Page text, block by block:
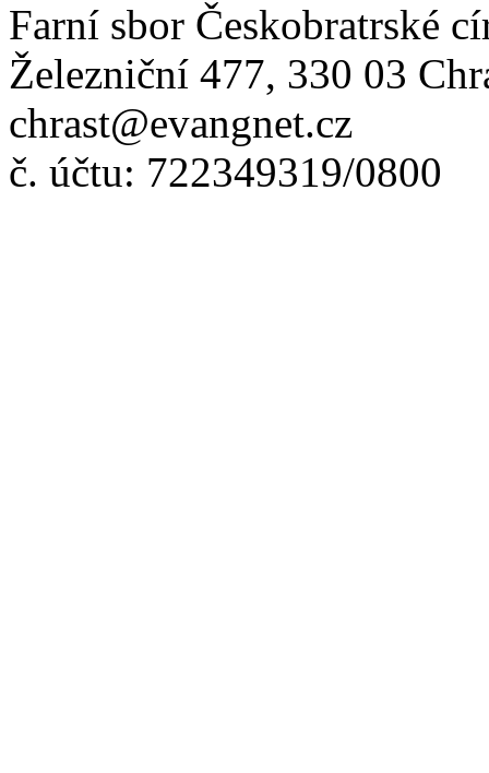
Farní sbor Českobratrské
Železniční 477, 330 03
chrast@evangnet.cz
č. účtu: 722349319/0800